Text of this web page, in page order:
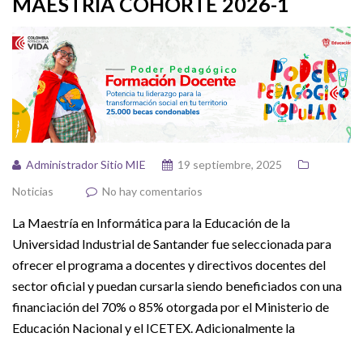
Administrador Sitio MIE
19 septiembre, 2025
Noticias
No hay comentarios
La Maestría en Informática para la Educación de la
Universidad Industrial de Santander fue seleccionada para
ofrecer el programa a docentes y directivos docentes del
sector oficial y puedan cursarla siendo beneficiados con una
financiación del 70% o 85% otorgada por el Ministerio de
Educación Nacional y el ICETEX. Adicionalmente la